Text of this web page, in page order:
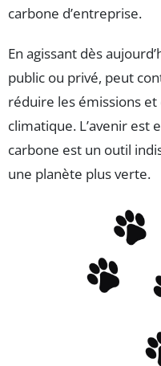
carbone d’entreprise.
En agissant dès
public ou privé, peut
réduire les émissions
climatique. L’avenir est
carbone est un outil
une planète plus verte.